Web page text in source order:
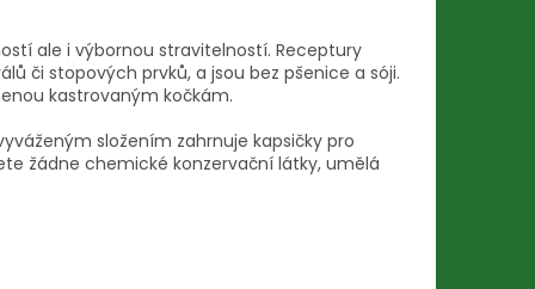
ale i výbornou stravitelností. Receptury
či stopových prvků, a jsou bez pšenice a sóji.
kastrovaným kočkám.
složením zahrnuje kapsičky pro
žádne chemické konzervační látky, umělá